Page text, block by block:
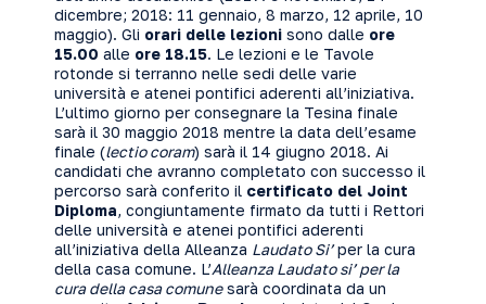
dicembre; 2018: 11 gennaio, 8 marzo, 12 aprile, 10
maggio). Gli orari delle lezioni sono dalle ore
15.00 alle ore 18.15. Le lezioni e le Tavole
rotonde si terranno nelle sedi delle varie
università e atenei pontifici aderenti all’iniziativa.
L’ultimo giorno per consegnare la Tesina finale
sarà il 30 maggio 2018 mentre la data dell’esame
finale (lectio coram) sarà il 14 giugno 2018. Ai
candidati che avranno completato con successo il
percorso sarà conferito il certificato del Joint
Diploma, congiuntamente firmato da tutti i Rettori
delle università e atenei pontifici aderenti
all’iniziativa della Alleanza Laudato Si’per la cura
della casa comune. L’Alleanza Laudato si’ per la
cura della casa comunesarà coordinata da un